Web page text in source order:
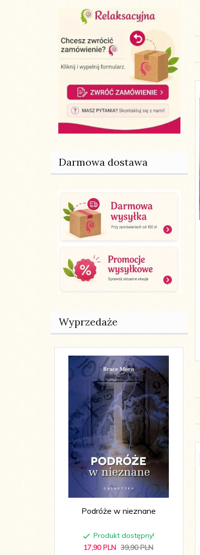
Darmowa dostawa
Wyprzedaże
Podróże w nieznane
Produkt dostępny!
17,90 PLN 39,90 PLN